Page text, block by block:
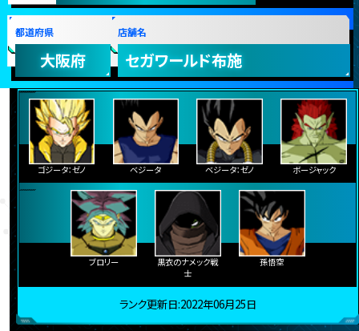
都道府県
大阪府
店舗名
セガワールド布施
ゴジータ：ゼノ ベジータ ベジータ：ゼノ ボージャック
ブロリー
黒衣のナメック戦
士
孫悟空
ランク更新日:2022年06月25日